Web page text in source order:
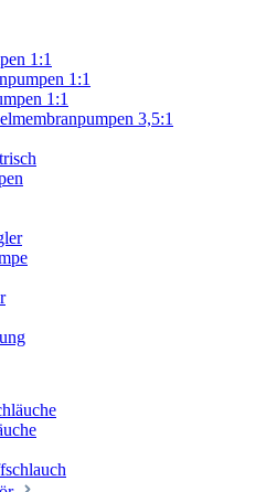
1:1
1:1
1:1
3,5:1